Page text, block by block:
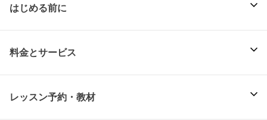
はじめる前に
料金とサービス
レッスン予約・教材